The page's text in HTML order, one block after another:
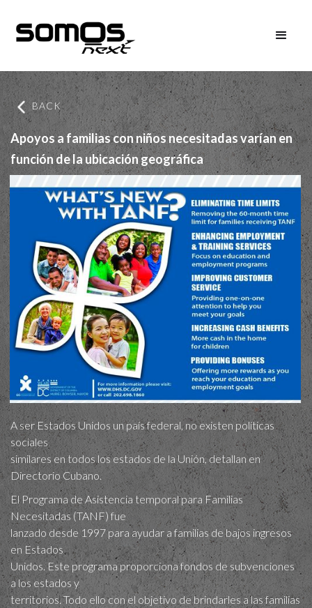
BACK
Apoyos a familias con niños necesitadas varían en
función de la ubicación geográfica
A ser Estados Unidos un país federal, no existen políticas
sociales
similares en todos los estados de la Unión, detallan en
Directorio Cubano.
El Programa de Asistencia temporal para Familias
Necesitadas (TANF) fue
lanzado desde 1997 para ayudar a familias de bajos ingresos
en Estados
Unidos. Este programa proporciona fondos de subvenciones
a los estados y
territorios. Todo ello con el objetivo de brindarles a las familias